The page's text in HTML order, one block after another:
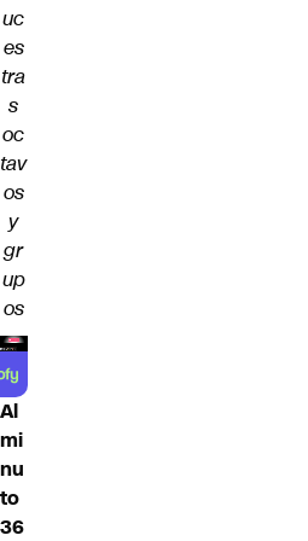
uc
es
tra
s
oc
tav
os
y
gr
up
os
Al
mi
nu
to
36